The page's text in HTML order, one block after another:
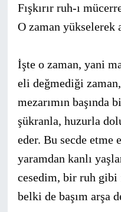
Fışkırır ruh-ı
O zaman yükselerek
İşte o zaman, yani
eli değmediği
mezarımın başında
şükranla, huzurla
eder. Bu secde etme
yaramdan kanlı
cesedim, bir ruh gibi
belki de başım arşa